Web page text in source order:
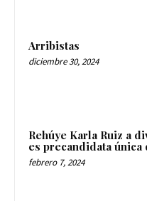
Arribistas
diciembre 30, 2024
Rehúye Karla Ruiz a
es precandidata única
febrero 7, 2024